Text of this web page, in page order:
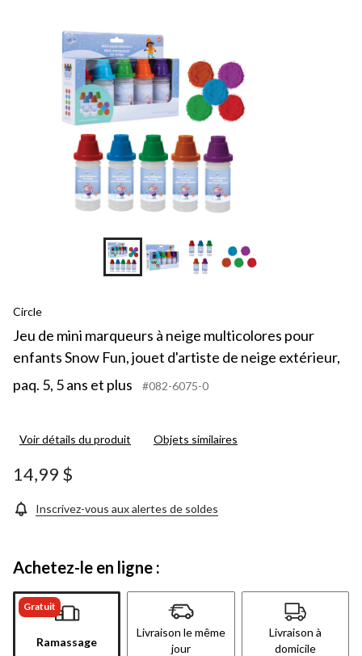
Circle
Jeu de mini marqueurs à neige multicolores pour
enfants Snow Fun, jouet d'artiste de neige extérieur,
paq. 5, 5 ans et plus
#082-6075-0
Voir détails du produit Objets similaires
14,99 $
Inscrivez-vous aux alertes de soldes
Achetez-le en ligne :
Gratuit
Ramassage
Livraison le même
jour
Livraison à
domicile